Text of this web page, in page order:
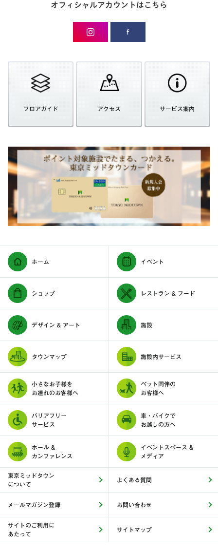
オフィシャルアカウントはこちら
フロアガイド アクセス サービス案内
ホーム イベント
ショップ レストラン & フード
デザイン & アート 施設
タウンマップ 施設内サービス
小さなお子様を
お連れのお客様へ
ペット同伴の
お客様へ
バリアフリー
サービス
車・バイクで
お越しの方へ
ホール &
カンファレンス
イベントスペース &
メディア
東京ミッドタウン
について
よくある質問
メールマガジン登録 お問い合わせ
サイトのご利用に
あたって
サイトマップ